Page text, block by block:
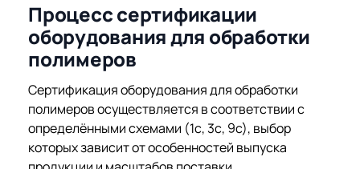
Процесс сертификации
оборудования для обработки
полимеров
Сертификация оборудования для обработки
полимеров осуществляется в соответствии с
определёнными схемами (1с, 3с, 9с), выбор
которых зависит от особенностей выпуска